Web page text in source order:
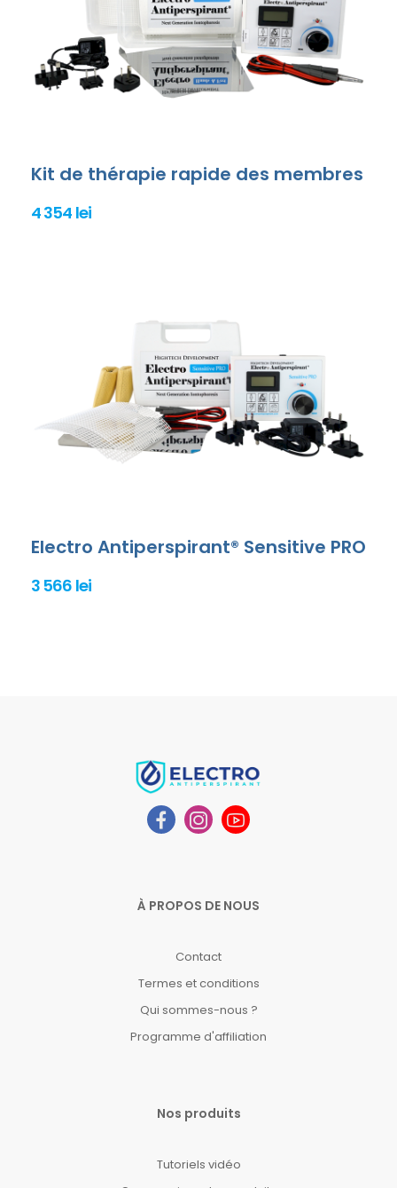
Kit de thérapie rapide des membres
4 354 lei
Electro Antiperspirant® Sensitive PRO
3 566 lei
À PROPOS DE NOUS
Contact
Termes et conditions
Qui sommes-nous ?
Programme d'affiliation
Nos produits
Tutoriels vidéo